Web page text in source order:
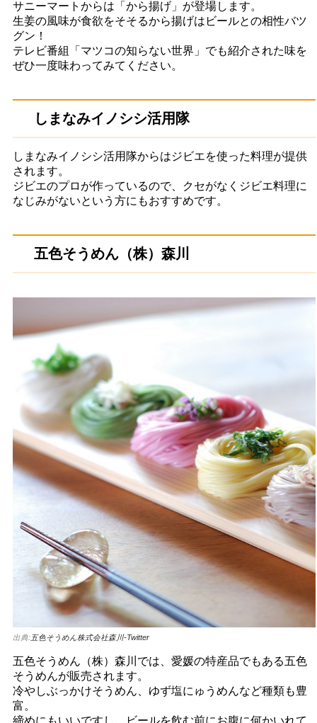
サニーマートからは「から揚げ」が登場します。
生姜の風味が食欲をそそるから揚げはビールとの相性バツ
グン！
テレビ番組「マツコの知らない世界」でも紹介された味を
ぜひ一度味わってみてください。
しまなみイノシシ活用隊
しまなみイノシシ活用隊からはジビエを使った料理が提供
されます。
ジビエのプロが作っているので、クセがなくジビエ料理に
なじみがないという方にもおすすめです。
五色そうめん（株）森川
出典:五色そうめん株式会社森川-Twitter
五色そうめん（株）森川では、愛媛の特産品でもある五色
そうめんが販売されます。
冷やしぶっかけそうめん、ゆず塩にゅうめんなど種類も豊
富。
締めにもいいですし、ビールを飲む前にお腹に何かいれて